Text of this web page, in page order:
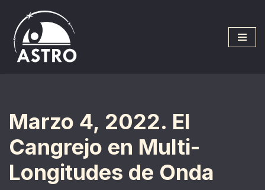
Saltar
al
contenido
Marzo 4, 2022. El
Cangrejo en Multi-
Longitudes de Onda